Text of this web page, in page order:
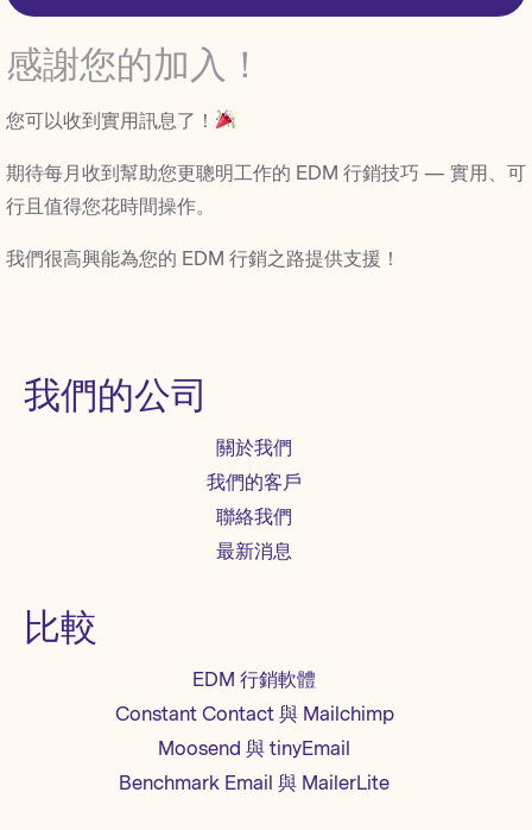
感謝您的加入！
您可以收到實用訊息了！
期待每月收到幫助您更聰明工作的 EDM 行銷技巧 — 實用、可
行且值得您花時間操作。
我們很高興能為您的 EDM 行銷之路提供支援！
我們的公司
關於我們
我們的客戶
聯絡我們
最新消息
比較
EDM 行銷軟體
Constant Contact 與 Mailchimp
Moosend 與 tinyEmail
Benchmark Email 與 MailerLite